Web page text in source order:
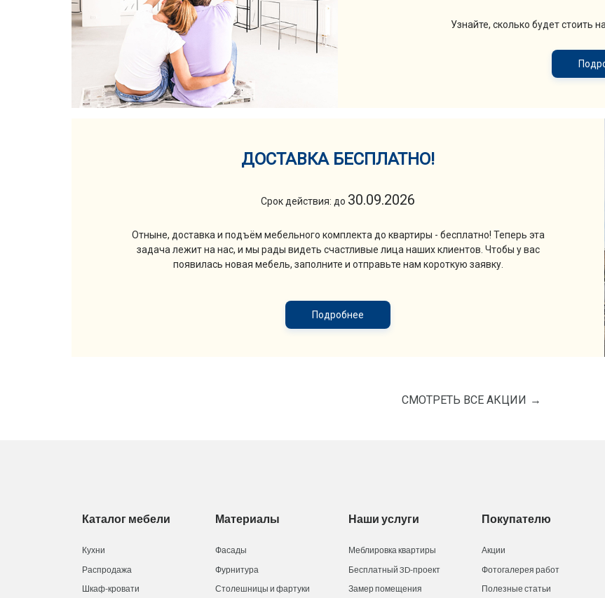
Узнайте, сколько будет стоить
ДОСТАВКА БЕСПЛАТНО!
Срок действия: до 30.09.2026
Отныне, доставка и подъём мебельного комплекта до квартиры - бесплатно! Теперь эта
задача лежит на нас, и мы рады видеть счастливые лица наших клиентов. Чтобы у вас
появилась новая мебель, заполните и отправьте нам короткую заявку.
Подробнее
СМОТРЕТЬ ВСЕ АКЦИИ
Каталог мебели
Кухни
Распродажа
Шкаф-кровати
Материалы
Фасады
Фурнитура
Столешницы и фартуки
Наши услуги
Меблировка квартиры
Бесплатный 3D-проект
Замер помещения
Покупателю
Акции
Фотогалерея работ
Полезные статьи